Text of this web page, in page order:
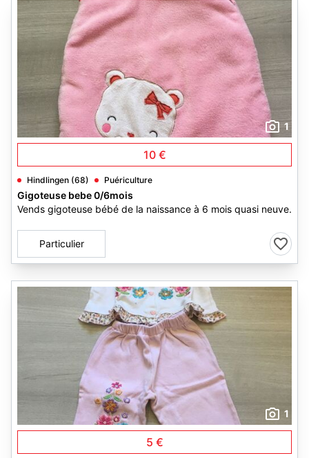
1
10 €
Hindlingen (68) Puériculture
Gigoteuse bebe 0/6mois
Vends gigoteuse bébé de la naissance à 6 mois quasi neuve.
Particulier
1
5 €